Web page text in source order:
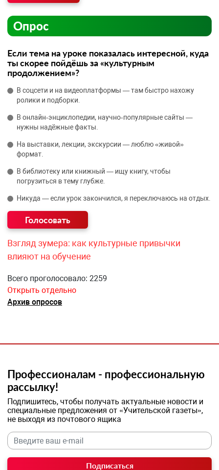
Опрос
Если тема на уроке показалась интересной, куда
ты скорее пойдёшь за «культурным
продолжением»?
В соцсети и на видеоплатформы — там быстро нахожу
ролики и подборки.
В онлайн‑энциклопедии, научно‑популярные сайты —
нужны надёжные факты.
На выставки, лекции, экскурсии — люблю «живой»
формат.
В библиотеку или книжный — ищу книгу, чтобы
погрузиться в тему глубже.
Никуда — если урок закончился, я переключаюсь на отдых.
Взгляд зумера: как культурные привычки
влияют на обучение
Всего проголосовало: 2259
Открыть отдельно
Архив опросов
Профессионалам - профессиональную
рассылку!
Подпишитесь, чтобы получать актуальные новости и
специальные предложения от «Учительской газеты»,
не выходя из почтового ящика
Подписаться